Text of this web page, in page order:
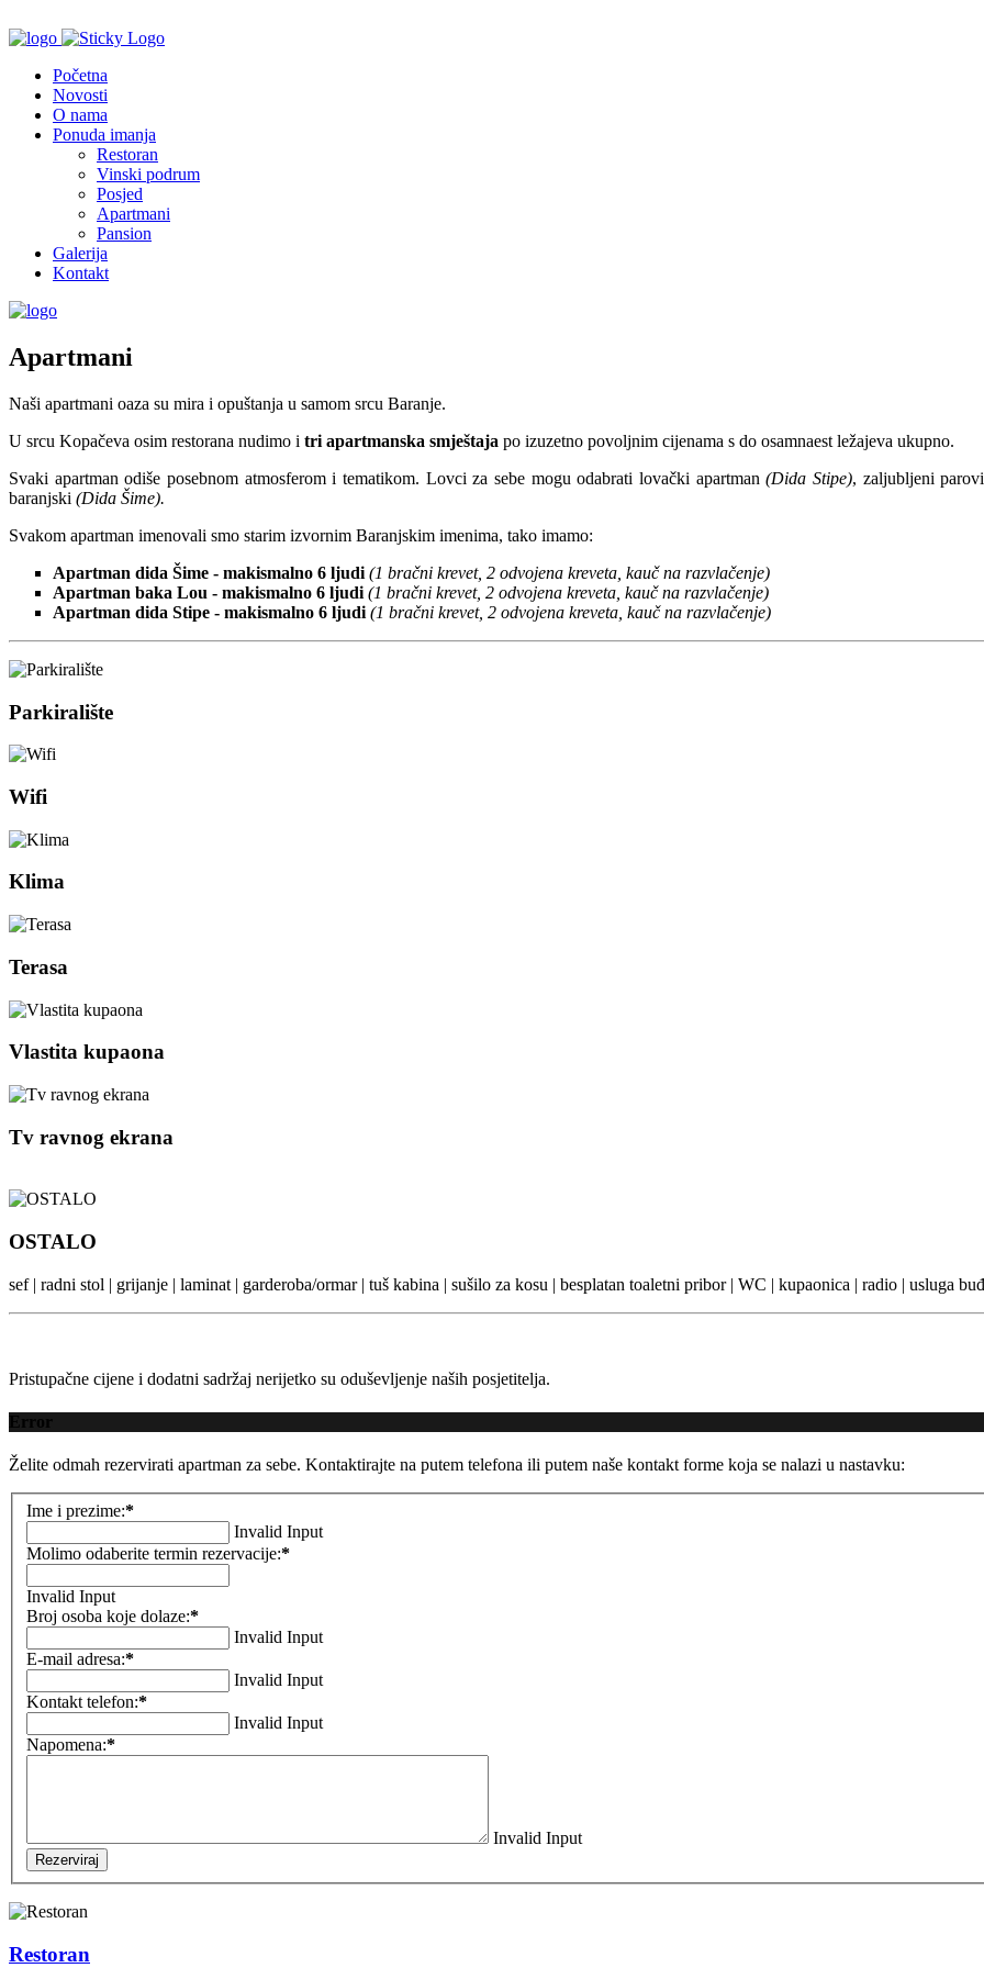
Početna
Novosti
O nama
Ponuda imanja
Restoran
Vinski podrum
Posjed
Apartmani
Pansion
Galerija
Kontakt
Apartmani
Naši apartmani oaza su mira i opuštanja u samom srcu Baranje.
U srcu Kopačeva osim restorana nudimo i tri apartmanska smještaja po izuzetno povoljnim cijenama s do osamnaest ležajeva ukupno.
Svaki apartman odiše posebnom atmosferom i tematikom. Lovci za sebe mogu odabrati lovački apartman(Dida Stipe), zaljubljeni
baranjski (Dida Šime).
Svakom apartman imenovali smo starim izvornim Baranjskim imenima, tako imamo:
Apartman dida Šime - makismalno 6 ljudi (1 bračni krevet, 2 odvojena kreveta, kauč na razvlačenje)
Apartman baka Lou - makismalno 6 ljudi (1 bračni krevet, 2 odvojena kreveta, kauč na razvlačenje)
Apartman dida Stipe - makismalno 6 ljudi (1 bračni krevet, 2 odvojena kreveta, kauč na razvlačenje)
Parkiralište
Wifi
Klima
Terasa
Vlastita kupaona
Tv ravnog ekrana
OSTALO
sef | radni stol | grijanje | laminat | garderoba/ormar | tuš kabina | sušilo za kosu | besplatan toaletni pribor | WC | kupaonica | radio | usluga
Pristupačne cijene i dodatni sadržaj nerijetko su oduševljenje naših posjetitelja.
Error
Želite odmah rezervirati apartman za sebe. Kontaktirajte na putem telefona ili putem naše kontakt forme koja se nalazi u nastavku:
Ime i prezime:*
Invalid Input
Molimo odaberite termin rezervacije:*
Invalid Input
Broj osoba koje dolaze:*
Invalid Input
E-mail adresa:*
Invalid Input
Kontakt telefon:*
Invalid Input
Napomena:*
Invalid Input
Rezerviraj
Restoran